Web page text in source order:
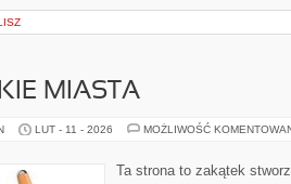
MIASTA
LUT - 11 - 2026 MOŻLIWOŚĆ
Ta strona to zakątek